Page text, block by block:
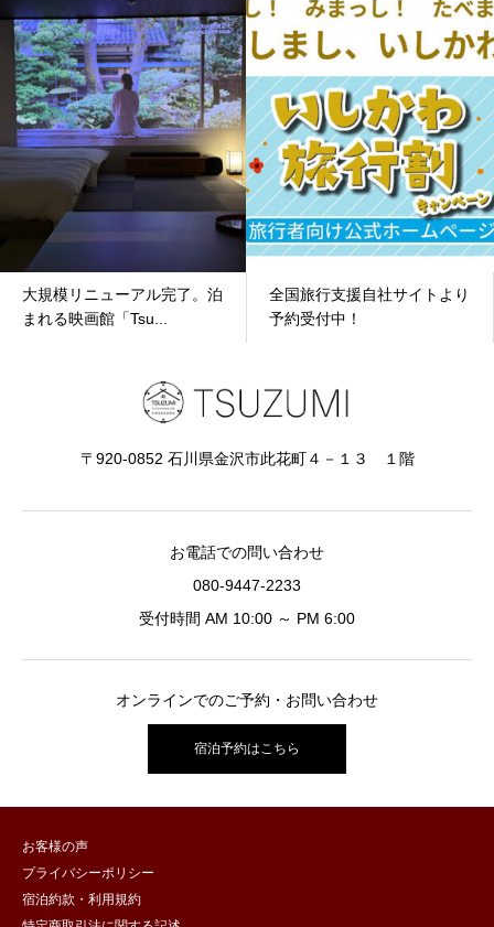
大規模リニューアル完了。泊
まれる映画館「Tsu...
全国旅行支援自社サイトより
予約受付中！
〒920-0852 石川県金沢市此花町４－１３ １階
お電話での問い合わせ
080-9447-2233
受付時間 AM 10:00 ～ PM 6:00
オンラインでのご予約・お問い合わせ
宿泊予約はこちら
お客様の声
プライバシーポリシー
宿泊約款・利用規約